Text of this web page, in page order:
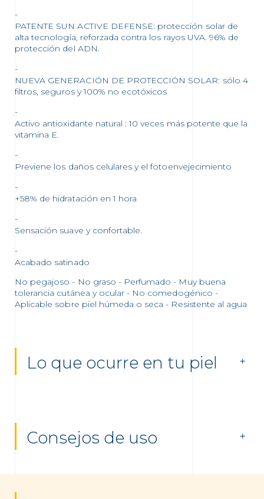
PATENTE SUN ACTIVE DEFENSE: protección solar de
alta tecnología, reforzada contra los rayos UVA. 96% de
protección del ADN.
NUEVA GENERACIÓN DE PROTECCIÓN SOLAR: sólo 4
filtros, seguros y 100% no ecotóxicos
Activo antioxidante natural : 10 veces más potente que la
vitamina E.
Previene los daños celulares y el fotoenvejecimiento
+58% de hidratación en 1 hora
Sensación suave y confortable.
Acabado satinado
No pegajoso - No graso - Perfumado - Muy buena
tolerancia cutánea y ocular - No comedogénico -
Aplicable sobre piel húmeda o seca - Resistente al agua
Lo que ocurre en tu piel
Consejos de uso